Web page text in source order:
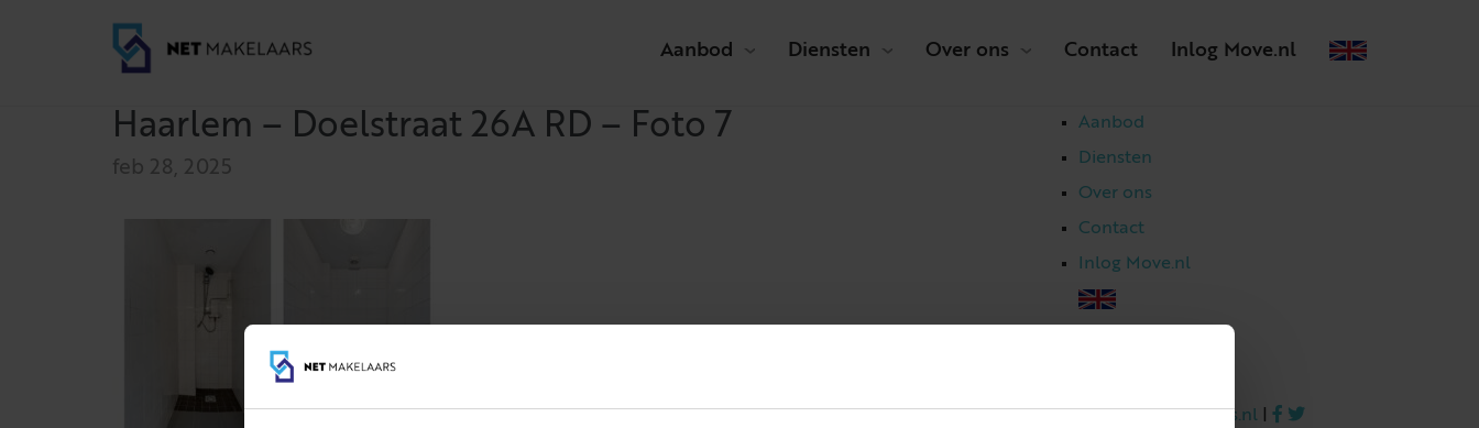
Aanbod Diensten Over ons Contact Inlog Move.nl
Haarlem – Doelstraat 26A RD – Foto 7
feb 28, 2025
Aanbod
Diensten
Over ons
Contact
Inlog Move.nl
info@netmakelaars.nl